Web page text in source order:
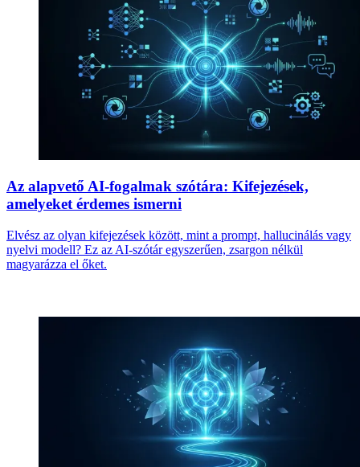
Az alapvető AI-fogalmak szótára: Kifejezések,
amelyeket érdemes ismerni
Elvész az olyan kifejezések között, mint a prompt, hallucinálás vagy
nyelvi modell? Ez az AI-szótár egyszerűen, zsargon nélkül
magyarázza el őket.